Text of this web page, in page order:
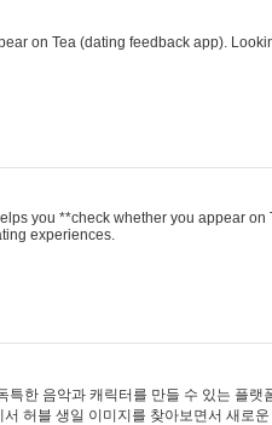
on Tea (dating feedback app).
you **check whether you appear on
experiences.
특한 음악과 캐릭터를 만들 수 있는 플랫
허블 생일 이미지를 찾아보면서 새로운